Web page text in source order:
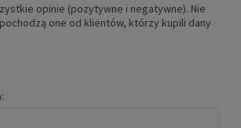
opinie (pozytywne i negatywne). Nie
one od klientów, którzy kupili dany